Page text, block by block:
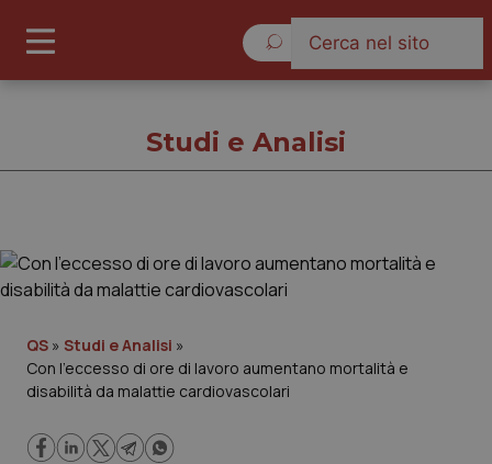
Governo e Parlamento
Regioni e Asl
Studi e Analisi
QS » Studi e Analisi »
Con l’eccesso di ore di lavoro aumentano mortalità e
disabilità da malattie cardiovascolari